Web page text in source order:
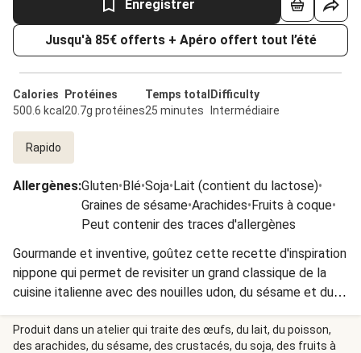
Enregistrer
Jusqu'à 85€ offerts + Apéro offert tout l’été
Calories
500.6 kcal
Protéines
20.7g protéines
Temps total
25 minutes
Difficulty
Intermédiaire
Rapido
Allergènes:Gluten•Blé•Soja•Lait (contient du lactose)•
Graines de sésame•Arachides•Fruits à coque•
Peut contenir des traces d'allergènes
Gourmande et inventive, goûtez cette recette d'inspiration
nippone qui permet de revisiter un grand classique de la
cuisine italienne avec des nouilles udon, du sésame et du
miso blanc !
Produit dans un atelier qui traite des œufs, du lait, du poisson,
des arachides, du sésame, des crustacés, du soja, des fruits à